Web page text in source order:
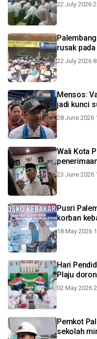
22 July 2026
rusak
22 July 2026
Mensos:
jadi kunci
28 June 2026
Wali Kota
23 June 2026
Pusri
korban
18 May 2026
Hari
Plaju
02 May 2026
Pemkot
sekolah